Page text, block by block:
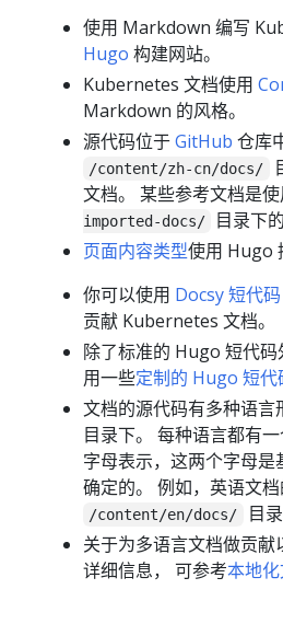
使用 Markdown 编写
Hugo 构建网站。
Kubernetes 文档使用
Markdown 的风格。
源代码位于GitHub 仓库
/content/zh-cn/docs/
文档。 某些参考文档是
imported-docs/
目录下
页面内容类型使用 Hugo
你可以使用 Docsy 短代码
贡献 Kubernetes 文档。
除了标准的 Hugo 短代
用一些定制的 Hugo 短代
文档的源代码有多种语言
目录下。 每种语言都有
字母表示，这两个字母是
确定的。 例如，英语文
/content/en/docs/
目
关于为多语言文档做贡
详细信息， 可参考本地